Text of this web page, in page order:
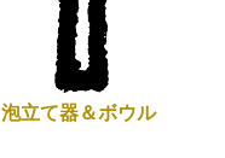
泡立て器＆ボウル